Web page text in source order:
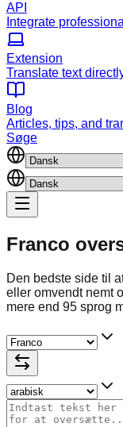
API
Integrate
Extension
Translate text
Blog
Articles, tips, and
Søge
Franco
Den bedste side til
eller omvendt nemt
mere end 95 sprog